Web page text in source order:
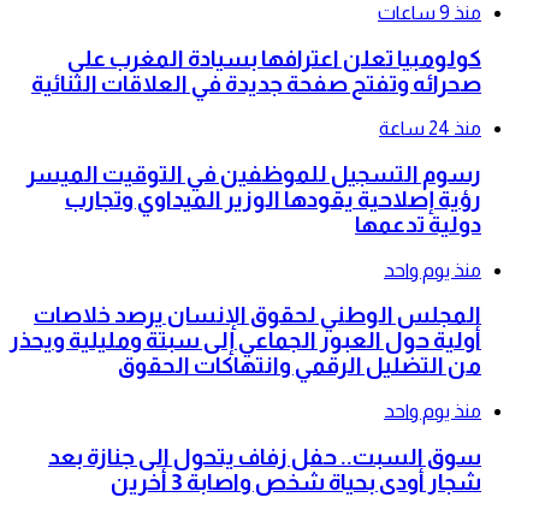
منذ 9 ساعات
كولومبيا تعلن اعترافها بسيادة المغرب على
صحرائه وتفتح صفحة جديدة في العلاقات الثنائية
منذ 24 ساعة
رسوم التسجيل للموظفين في التوقيت الميسر
رؤية إصلاحية يقودها الوزير الميداوي وتجارب
دولية تدعمها
منذ يوم واحد
المجلس الوطني لحقوق الإنسان يرصد خلاصات
أولية حول العبور الجماعي إلى سبتة ومليلية ويحذر
من التضليل الرقمي وانتهاكات الحقوق
منذ يوم واحد
سوق السبت.. حفل زفاف يتحول الى جنازة بعد
شجار أودى بحياة شخص واصابة 3 أخرين